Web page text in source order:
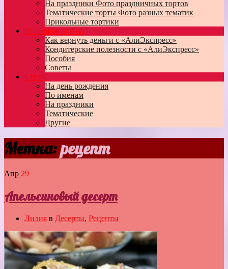
На праздники Фото праздничных тортов
Тематические торты Фото разных тематик
Прикольные тортики
Полезные статьи
Как вернуть деньги с «АлиЭкспресс»
Кондитерские полезности с «АлиЭкспресс»
Пособия
Советы
Стихи
На день рождения
По именам
На праздники
Тематические
Другие
Метка:рецепт
Апр 29
Апельсиновый десерт
Лилия в Десерты, Рецепты